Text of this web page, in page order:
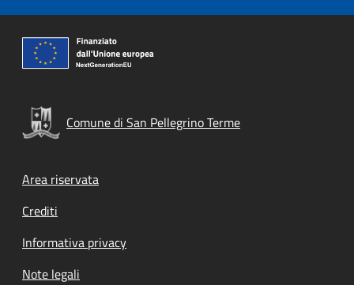
Comune di San Pellegrino Terme
Footer menu
Area riservata
Crediti
Informativa privacy
Note legali